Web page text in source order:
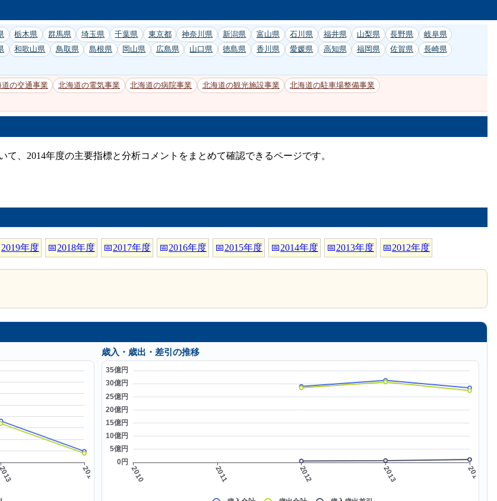
栃木県 群馬県 埼玉県 千葉県 東京都 神奈川県 新潟県 富山県 石川県 福井県 山梨県 長野県
岐阜県
和歌山県 鳥取県 島根県 岡山県 広島県 山口県 徳島県 香川県 愛媛県 高知県 福岡県 佐賀県
長崎県
道の交通事業 北海道の電気事業 北海道の病院事業 北海道の観光施設事業
北海道の駐車場整備事業
て、2014年度の主要指標と分析コメントをまとめて確認できるページです。
2019年度 📅2018年度 📅2017年度 📅2016年度 📅2015年度 📅2014年度 📅2013年度 📅2012年度
歳入・歳出・差引の推移